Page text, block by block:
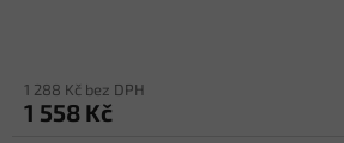
1 288 Kč bez DPH
1 558 Kč